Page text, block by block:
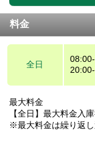
料金
全日
最大料金
【全日】最大料金入
※最大料金は繰り返し